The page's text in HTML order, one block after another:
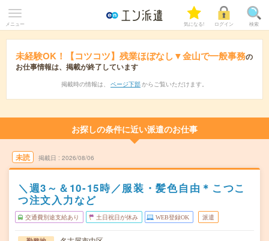
メニュー 気になる! ログイン 検索
未経験OK！【コツコツ】残業ほぼなし▼金山で一般事務の
お仕事情報は、掲載が終了しています
掲載時の情報は、 ページ下部 からご覧いただけます。
お探しの条件に近い派遣のお仕事
未読 掲載日 2026/08/06
＼週3～＆10-15時／服装・髪色自由＊こつこ
つ注文入力など
交通費別途支給あり 土日祝日が休み WEB登録OK 派遣